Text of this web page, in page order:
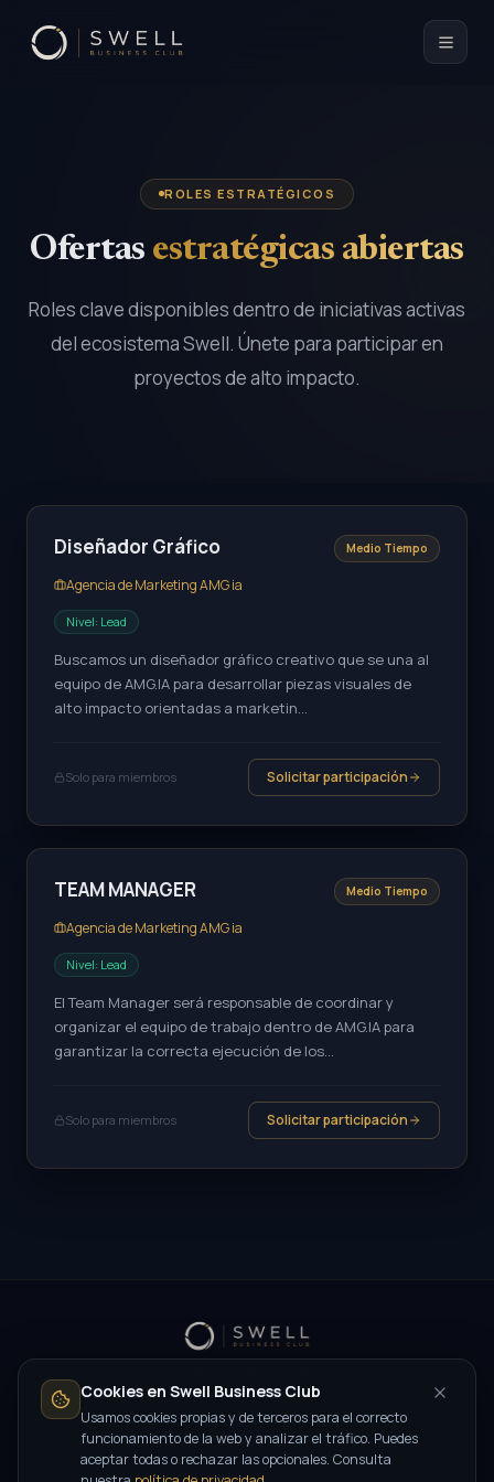
ROLES ESTRATÉGICOS
Ofertas estratégicas abiertas
Roles clave disponibles dentro de iniciativas activas
del ecosistema Swell. Únete para participar en
proyectos de alto impacto.
Diseñador Gráfico Medio Tiempo
Agencia de Marketing AMG ia
Nivel: Lead
Buscamos un diseñador gráfico creativo que se una al
equipo de AMG.IA para desarrollar piezas visuales de
alto impacto orientadas a marketin...
Solo para miembros Solicitar participación
TEAM MANAGER Medio Tiempo
Agencia de Marketing AMG ia
Nivel: Lead
El Team Manager será responsable de coordinar y
organizar el equipo de trabajo dentro de AMG.IA para
garantizar la correcta ejecución de los...
Solo para miembros Solicitar participación
Contactar →
Cookies en Swell Business Club
Usamos cookies propias y de terceros para el correcto
funcionamiento de la web y analizar el tráfico. Puedes
aceptar todas o rechazar las opcionales. Consulta